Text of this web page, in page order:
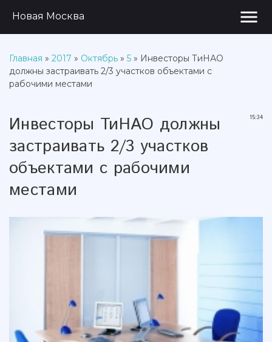
Новая Москва menu
Главная » 2017 » Октябрь » 5 » Инвесторы ТиНАО
должны застраивать 2/3 участков объектами с
рабочими местами
15:34
Инвесторы ТиНАО должны
застраивать 2/3 участков
объектами с рабочими
местами